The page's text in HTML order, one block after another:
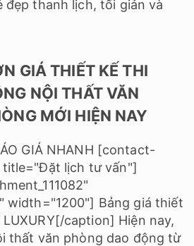
đẹp thanh lịch, tối giản và
GIÁ THIẾT KẾ THI
NỘI THẤT VĂN
MỚI HIỆN NAY
GIÁ NHANH [contact-
title="Đặt lịch tư vấn"]
width="1200"] Bảng giá thiết
caption] Hiện nay,
thất văn phòng dao động từ